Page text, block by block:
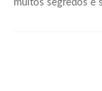
muitos segredos e